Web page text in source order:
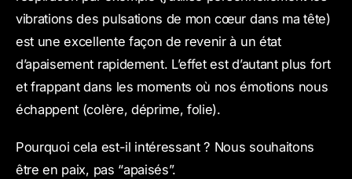
vibrations des pulsations de mon cœur dans ma tête)
est une excellente façon de revenir à un état
d’apaisement rapidement. L’effet est d’autant plus fort
et frappant dans les moments où nos émotions nous
échappent (colère, déprime, folie).
Pourquoi cela est-il intéressant ? Nous souhaitons
être en paix, pas “apaisés”.